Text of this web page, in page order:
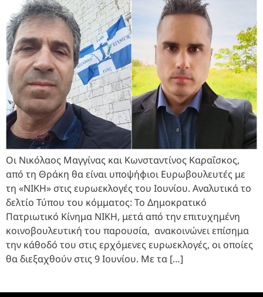
Οι Νικόλαος Μαγγίνας και Κωνσταντίνος Καραΐσκος,
από τη Θράκη θα είναι υποψήφιοι Ευρωβουλευτές με
τη «ΝΙΚΗ» στις ευρωεκλογές του Ιουνίου. Αναλυτικά το
δελτίο Τύπου του κόμματος: Το Δημοκρατικό
Πατριωτικό Κίνημα ΝΙΚΗ, μετά από την επιτυχημένη
κοινοβουλευτική του παρουσία, ανακοινώνει επίσημα
την κάθοδό του στις ερχόμενες ευρωεκλογές, οι οποίες
θα διεξαχθούν στις 9 Ιουνίου. Με τα […]